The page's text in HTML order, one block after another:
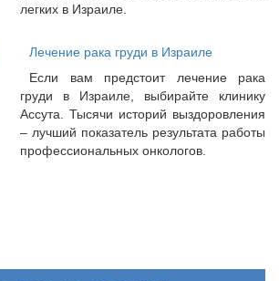
легких в Израиле.
Лечение рака груди в Израиле
Если вам предстоит лечение рака
груди в Израиле, выбирайте клинику
Ассута. Тысячи историй выздоровления
– лучший показатель результата работы
профессиональных онкологов.